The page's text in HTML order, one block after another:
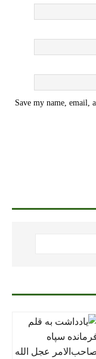
Save my name, email,